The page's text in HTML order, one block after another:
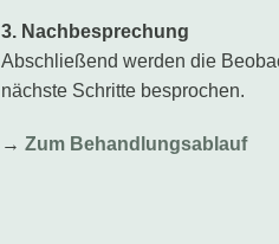
3. Nachbesprechung
Abschließend werden die
nächste Schritte besprochen.
→Zum Behandlungsablauf